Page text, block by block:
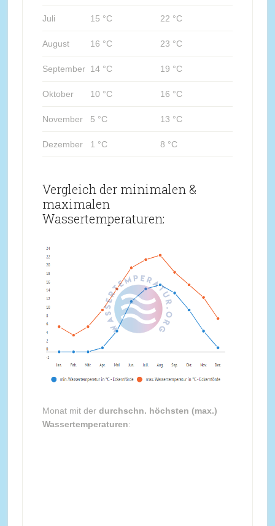
Juli 15 °C 22 °C
August 16 °C 23 °C
September 14 °C 19 °C
Oktober 10 °C 16 °C
November 5 °C 13 °C
Dezember 1 °C 8 °C
Vergleich der minimalen &
maximalen
Wassertemperaturen:
Monat mit der durchschn. höchsten (max.)
Wassertemperaturen: